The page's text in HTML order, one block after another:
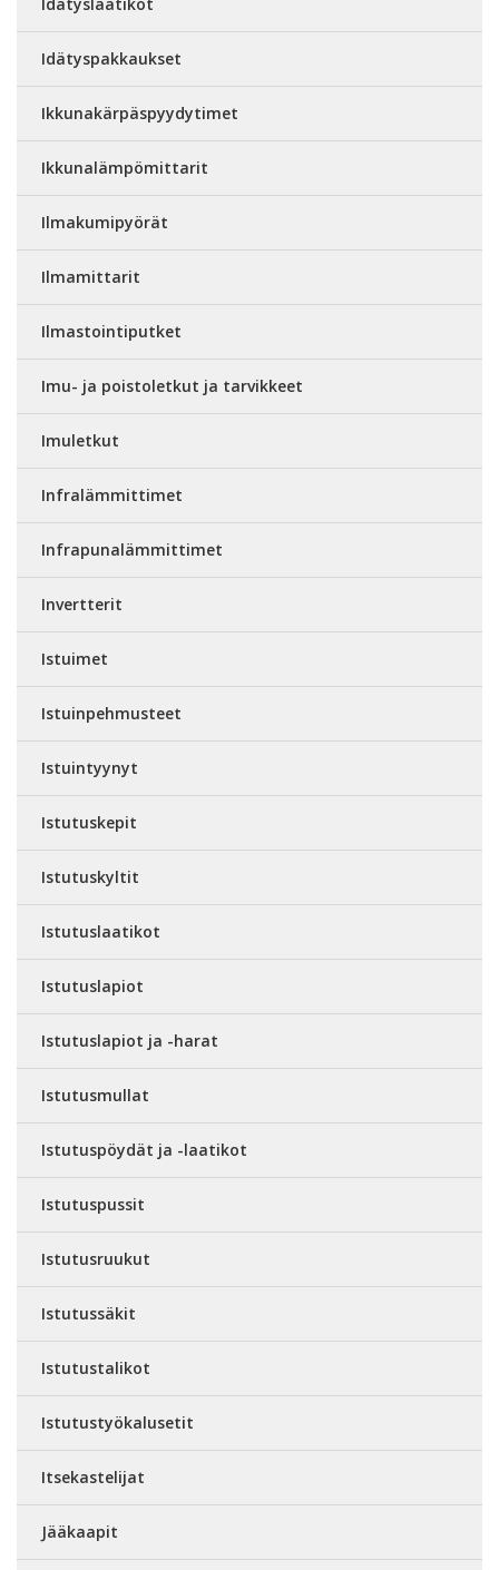
Idätyspakkaukset
Ikkunakärpäspyydytimet
Ikkunalämpömittarit
Ilmakumipyörät
Ilmamittarit
Ilmastointiputket
Imu- ja poistoletkut ja tarvikkeet
Imuletkut
Infralämmittimet
Infrapunalämmittimet
Invertterit
Istuimet
Istuinpehmusteet
Istuintyynyt
Istutuskepit
Istutuskyltit
Istutuslaatikot
Istutuslapiot
Istutuslapiot ja -harat
Istutusmullat
Istutuspöydät ja -laatikot
Istutuspussit
Istutusruukut
Istutussäkit
Istutustalikot
Istutustyökalusetit
Itsekastelijat
Jääkaapit